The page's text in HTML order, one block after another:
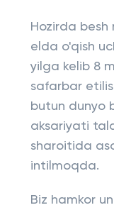
Hozirda
elda o'qish
yilga kelib 8
safarbar
butun dunyo
aksariyati
sharoitida
intilmoqda.
Biz hamkor